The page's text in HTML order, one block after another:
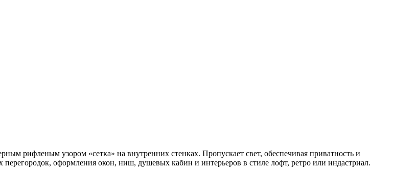
рифленым узором «сетка» на внутренних стенках. Пропускает свет, обеспечивая приватность и
оформления окон, ниш, душевых кабин и интерьеров в стиле лофт, ретро или индастриал.